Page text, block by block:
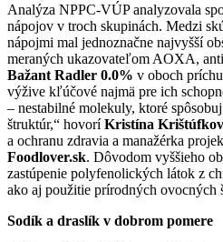
Analýza NPPC-VÚP analyzovala
nápojov v troch skupinách. Medzi
nápojmi mal jednoznačne najvyšší
meraných ukazovateľom AOXA,
Bažant Radler 0.0% v oboch
výžive kľúčové najmä pre ich
– nestabilné molekuly, ktoré
štruktúr,“ hovoríKristína
a ochranu zdravia a manažérka
Foodlover.sk. Dôvodom vyššieho
zastúpenie polyfenolických látok z
ako aj použitie prírodných ovocných
Sodík a draslík v dobrom pomere